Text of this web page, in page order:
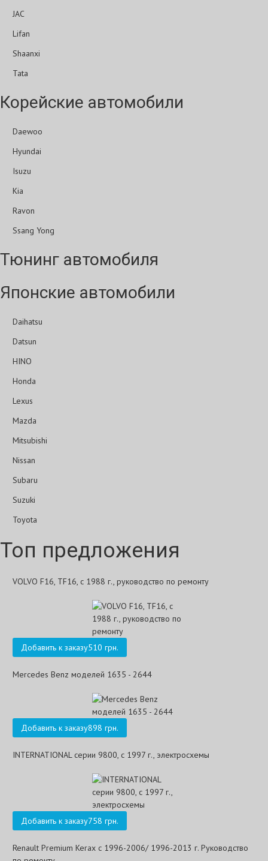
JAC
Lifan
Shaanxi
Tata
Корейские автомобили
Daewoo
Hyundai
Isuzu
Kia
Ravon
Ssang Yong
Тюнинг автомобиля
Японские автомобили
Daihatsu
Datsun
HINO
Honda
Lexus
Mazda
Mitsubishi
Nissan
Subaru
Suzuki
Toyota
Топ предложения
VOLVO F16, TF16, с 1988 г., руководство по ремонту
Добавить к заказу510 грн.
Mercedes Benz моделей 1635 - 2644
Добавить к заказу898 грн.
INTERNATIONAL серии 9800, с 1997 г., электросхемы
Добавить к заказу758 грн.
Renault Premium Kerax с 1996-2006/ 1996-2013 г. Руководство